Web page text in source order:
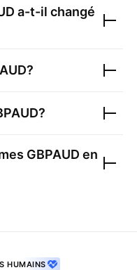
a-t-il changé
?
?
GBPAUD en
HUMAINS